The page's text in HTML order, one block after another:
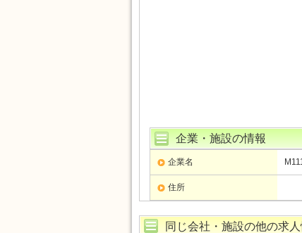
企業・施設の情報
企業名
住所
同じ会社・施設の他の求人